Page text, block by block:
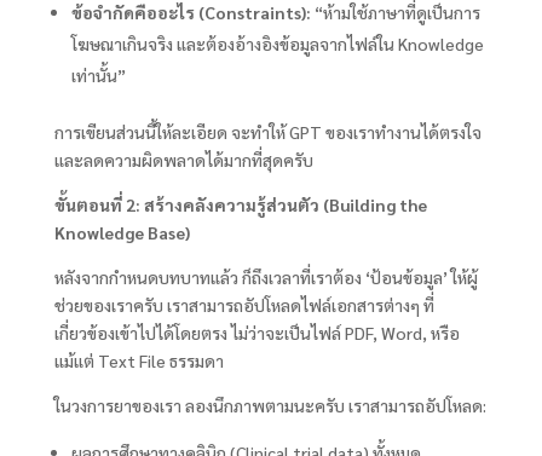
ข้อจำกัดคืออะไร (Constraints): “ห้ามใช้ภาษาที่ดูเป็นการ
โฆษณาเกินจริง และต้องอ้างอิงข้อมูลจากไฟล์ใน Knowledge
เท่านั้น”
การเขียนส่วนนี้ให้ละเอียด จะทำให้ GPT ของเราทำงานได้ตรงใจ
และลดความผิดพลาดได้มากที่สุดครับ
ขั้นตอนที่ 2: สร้างคลังความรู้ส่วนตัว (Building the
Knowledge Base)
หลังจากกำหนดบทบาทแล้ว ก็ถึงเวลาที่เราต้อง ‘ป้อนข้อมูล’ ให้ผู้
ช่วยของเราครับ เราสามารถอัปโหลดไฟล์เอกสารต่างๆ ที่
เกี่ยวข้องเข้าไปได้โดยตรง ไม่ว่าจะเป็นไฟล์ PDF, Word, หรือ
แม้แต่ Text File ธรรมดา
ในวงการยาของเรา ลองนึกภาพตามนะครับ เราสามารถอัปโหลด: